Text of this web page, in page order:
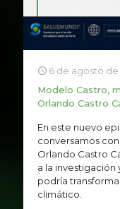
6 de agosto de
Modelo Castro,
Orlando Castro
En este nuevo
conversamos
Orlando Castro
a la investigación
podría
climático.